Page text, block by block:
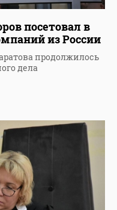
посетовал в
из России
продолжилось
дела